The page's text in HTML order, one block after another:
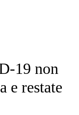
19 non
e restate